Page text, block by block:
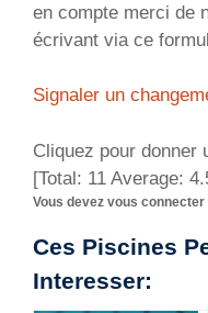
en compte merci de
écrivant via ce
Signaler un
Cliquez pour donner
[Total: 11 Average:
Vous devez vous
Ces Piscines
Interesser: